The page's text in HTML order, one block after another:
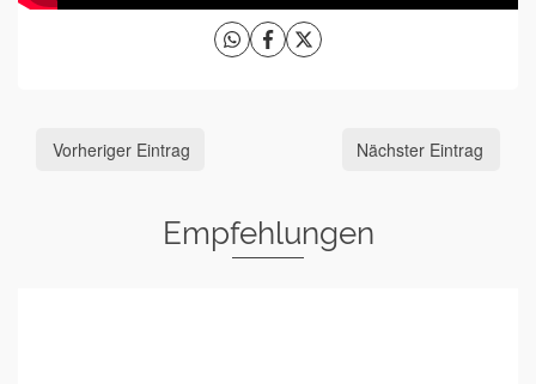
Vorheriger Eintrag Nächster Eintrag
Empfehlungen